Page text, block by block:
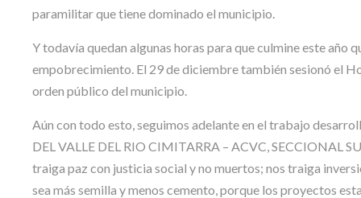
paramilitar que tiene dominado el municipio.
Y todavía quedan algunas horas para que culmine este año
empobrecimiento. El 29 de diciembre también sesionó el
orden público del municipio.
Aún con todo esto, seguimos adelante en el trabajo
DEL VALLE DEL RIO CIMITARRA – ACVC, SECCIONAL
traiga paz con justicia social y no muertos; nos traiga
sea más semilla y menos cemento, porque los proyectos